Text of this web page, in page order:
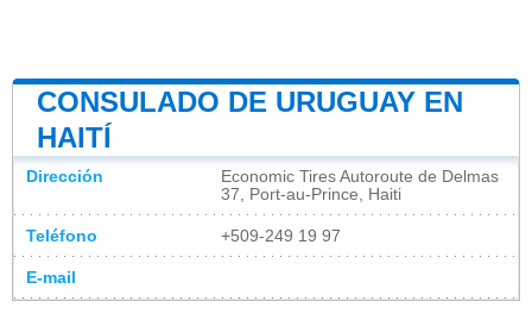
CONSULADO DE URUGUAY EN
HAITÍ
Dirección
Economic Tires Autoroute de Delmas
37, Port-au-Prince, Haiti
Teléfono +509-249 19 97
E-mail